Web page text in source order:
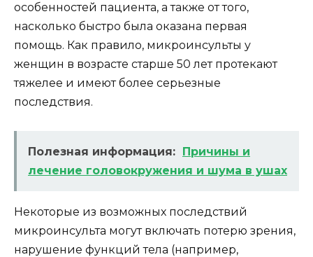
особенностей пациента, а также от того,
насколько быстро была оказана первая
помощь. Как правило, микроинсульты у
женщин в возрасте старше 50 лет протекают
тяжелее и имеют более серьезные
последствия.
Полезная информация: Причины и
лечение головокружения и шума в ушах
Некоторые из возможных последствий
микроинсульта могут включать потерю зрения,
нарушение функций тела (например,